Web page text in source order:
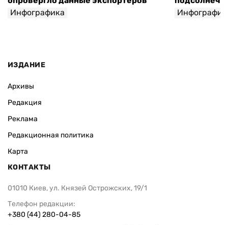
Инфографика
ИЗДАНИЕ
Архивы
Редакция
Реклама
Редакционная политика
Карта
КОНТАКТЫ
01010 Киев, ул. Князей Острожских, 19/1
Телефон редакции:
+380 (44) 280-04-85